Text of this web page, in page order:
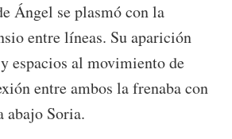
Ángel se plasmó con la
entre líneas. Su aparición
espacios al movimiento de
entre ambos la frenaba con
abajo Soria.